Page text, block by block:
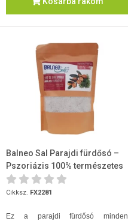
Balneo Sal Parajdi fürdősó –
Pszoriázis 100% természetes
1000g
Cikksz. FX2281
Ez a parajdi fürdősó minden